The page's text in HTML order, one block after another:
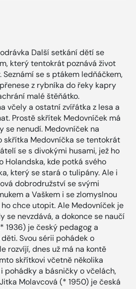
Další setkání dětí se
který tentokrát poznává život
Seznámí se s ptákem ledňáčkem,
z rybníka do řeky kapry
malé štěňátko.
včely a ostatní zvířátka z lesa a
Prostě skřítek Medovníček má
se nenudí. Medovníček na
skřítka Medovníčka se tentokrát
se s divokými husami, jež ho
Holandska, kde potká svého
který se stará o tulipány. Ale i
dobrodružství se svými
a Vaškem i se zlomyslnou
chce utopit. Ale Medovníček je
se nevzdává, a dokonce se naučí
1936) je český pedagog a
Svou sérii pohádek o
rozvíjí, dnes už má na kontě
skřítkovi včetně několika
pohádky a básničky o včelách,
Molavcová (* 1950) je česká